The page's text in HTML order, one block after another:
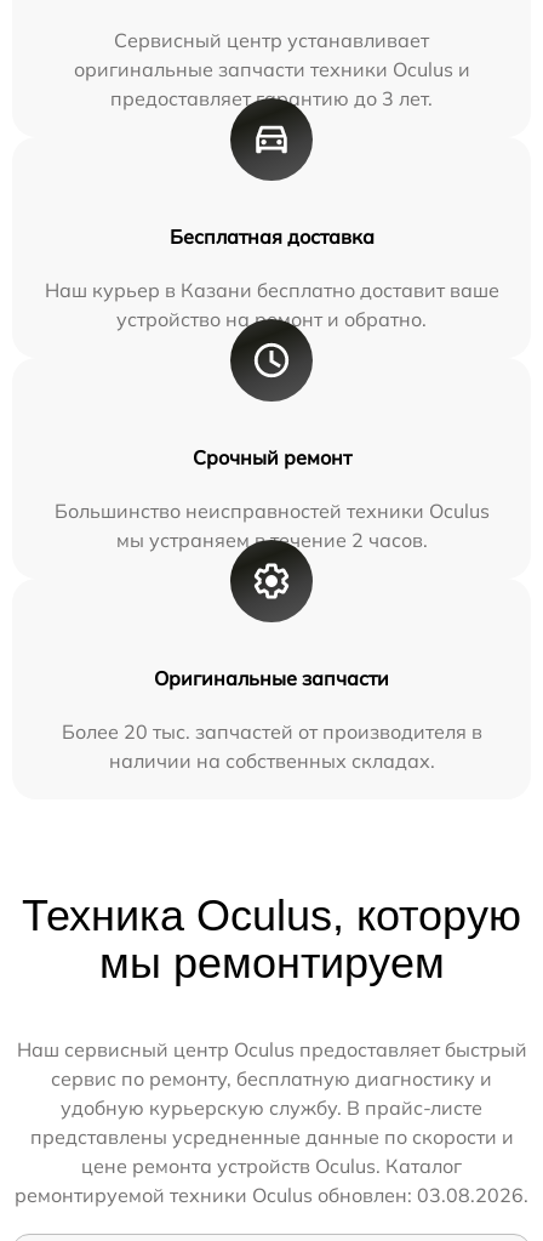
Сервисный центр устанавливает
оригинальные запчасти техники Oculus и
предоставляет гарантию до 3 лет.
Бесплатная доставка
Наш курьер в Казани бесплатно доставит ваше
устройство на ремонт и обратно.
Срочный ремонт
Большинство неисправностей техники Oculus
мы устраняем в течение 2 часов.
Оригинальные запчасти
Более 20 тыс. запчастей от производителя в
наличии на собственных складах.
Техника Oculus, которую
мы ремонтируем
Наш сервисный центр Oculus предоставляет быстрый
сервис по ремонту, бесплатную диагностику и
удобную курьерскую службу. В прайс-листе
представлены усредненные данные по скорости и
цене ремонта устройств Oculus. Каталог
ремонтируемой техники Oculus обновлен: 03.08.2026.